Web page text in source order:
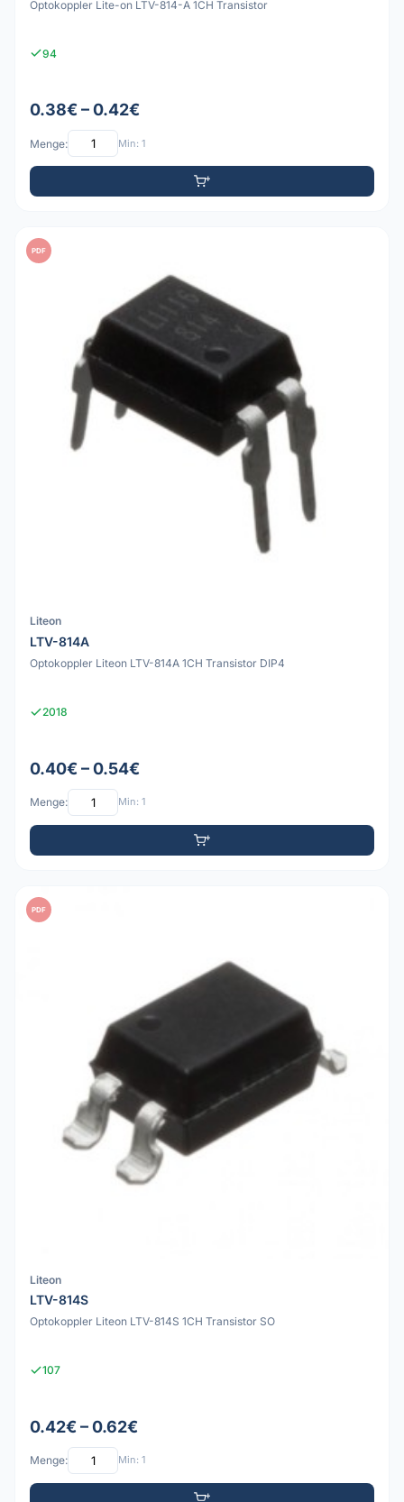
Optokoppler Lite-on LTV-814-A 1CH Transistor
94
0.38€ – 0.42€
Menge: Min: 1
PDF
Liteon
LTV-814A
Optokoppler Liteon LTV-814A 1CH Transistor DIP4
2018
0.40€ – 0.54€
Menge: Min: 1
PDF
Liteon
LTV-814S
Optokoppler Liteon LTV-814S 1CH Transistor SO
107
0.42€ – 0.62€
Menge: Min: 1